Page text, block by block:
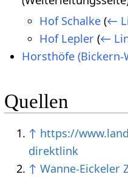
Hof Schalke (←
Hof Lepler (←
Horsthöfe (Bickern-
Quellen
↑ https://
direktlink
↑ Wanne-Eickeler